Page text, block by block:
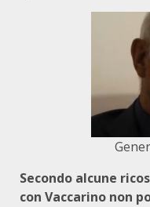
Secondo alcune
con Vaccarino non